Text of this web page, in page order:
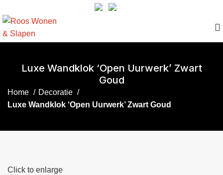
Luxe Wandklok ‘Open Uurwerk’ Zwart
Goud
Home
Decoratie
Luxe Wandklok ‘Open Uurwerk’ Zwart Goud
Click to enlarge